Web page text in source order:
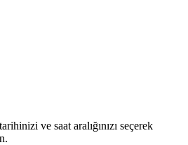
ve saat aralığınızı seçerek